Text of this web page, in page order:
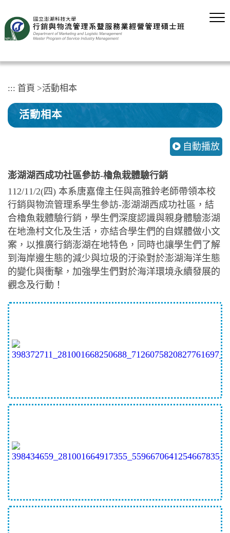
主
要
容
::: 首頁 >活動相本
活動相本
自動播放
澎湖湖西成功社區參訪-櫓魚栽體驗行銷
112/11/2(四) 本系唐嘉偉主任與高雅鈴老師帶領本校
行銷與物流管理系學生參訪-澎湖湖西成功社區，結
合櫓魚栽體驗行銷，學生們深度認識與親身體驗澎湖
在地漁村文化及生活，亦結合學生們的自媒體做小文
案，以推廣行銷澎湖在地特色，同時也讓學生們了解
到海岸邊生態的減少與垃圾的汙染對於澎湖海洋生態
的變化與衝擊，加強學生們對於海洋環境永續發展的
觀念及行動！